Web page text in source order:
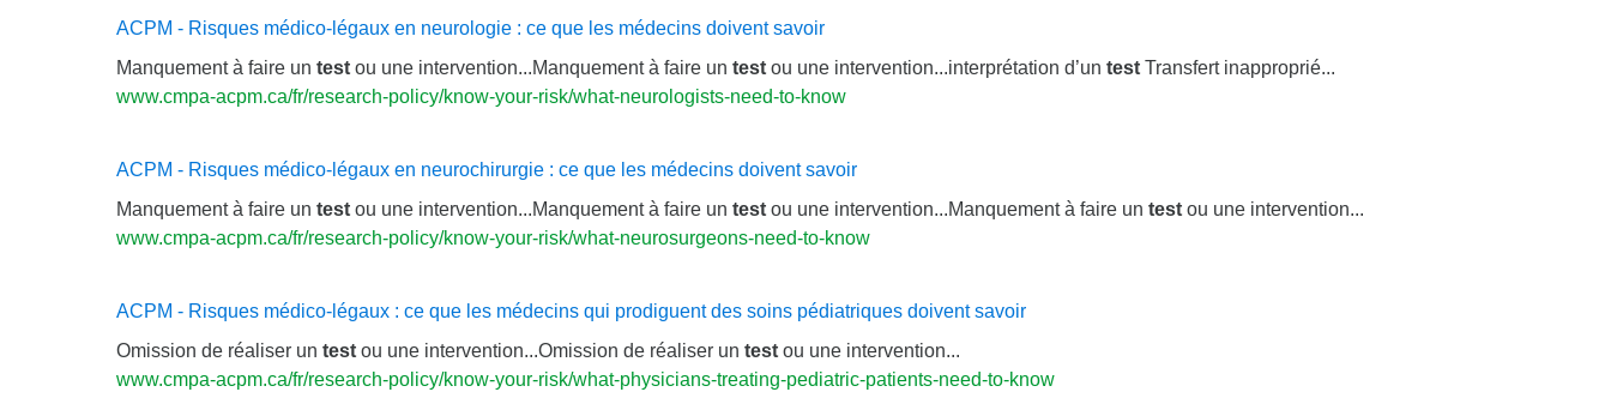
ACPM - Risques médico-légaux en neurologie : ce que les médecins doivent savoir
Manquement à faire un test ou une intervention...Manquement à faire un test ou une intervention...interprétation d’un test Transfert inapproprié...
www.cmpa-acpm.ca/fr/research-policy/know-your-risk/what-neurologists-need-to-know
ACPM - Risques médico-légaux en neurochirurgie : ce que les médecins doivent savoir
Manquement à faire un test ou une intervention...Manquement à faire un test ou une intervention...Manquement à faire un test ou une intervention...
www.cmpa-acpm.ca/fr/research-policy/know-your-risk/what-neurosurgeons-need-to-know
ACPM - Risques médico-légaux : ce que les médecins qui prodiguent des soins pédiatriques doivent savoir
Omission de réaliser un test ou une intervention...Omission de réaliser un test ou une intervention...
www.cmpa-acpm.ca/fr/research-policy/know-your-risk/what-physicians-treating-pediatric-patients-need-to-know